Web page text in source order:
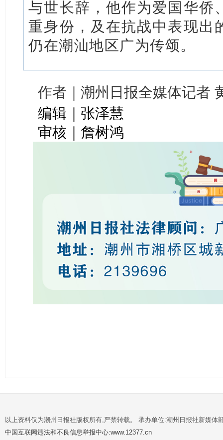
与世长辞，他作为爱国华侨
重身份，及在抗战中表现出
仍在潮汕地区广为传颂。
作者｜潮州日报全媒体记者
编辑｜张泽慧
审核｜詹树鸿
以上资料仅为潮州日报社版权所有,严禁转载。 承办单位:潮州日报社新媒体
中国互联网违法和不良信息举报中心:www.12377.cn